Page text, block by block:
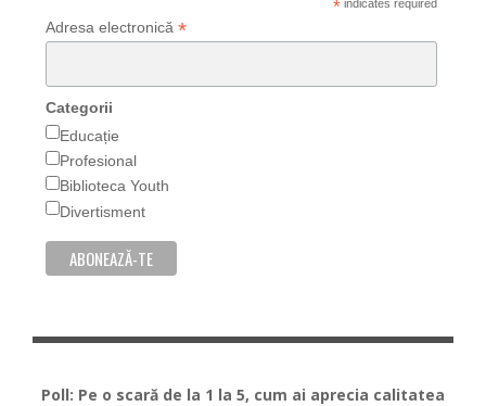
*indicates required
Adresa electronică *
Categorii
Educație
Profesional
Biblioteca Youth
Divertisment
Poll: Pe o scară de la 1 la 5, cum ai aprecia calitatea